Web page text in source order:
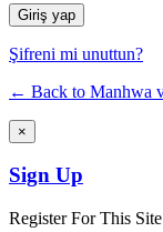
Şifreni mi unuttun?
← Back to Manhwa
×
Sign Up
Register For This